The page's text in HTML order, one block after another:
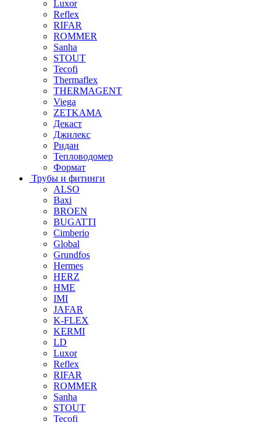
Luxor
Reflex
RIFAR
ROMMER
Sanha
STOUT
Tecofi
Thermaflex
THERMAGENT
Viega
ZETKAMA
Декаст
Джилекс
Ридан
Тепловодомер
Формат
Трубы и фитинги
ALSO
Baxi
BROEN
BUGATTI
Cimberio
Global
Grundfos
Hermes
HERZ
HME
IMI
JAFAR
K-FLEX
KERMI
LD
Luxor
Reflex
RIFAR
ROMMER
Sanha
STOUT
Tecofi